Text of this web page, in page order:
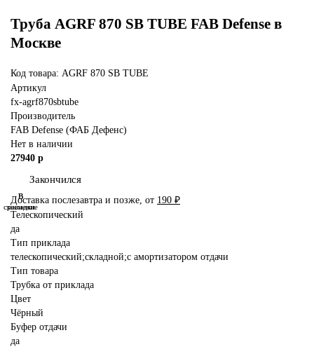
Труба AGRF 870 SB TUBE FAB Defense в
Москве
Код товара: AGRF 870 SB TUBE
Артикул
fx-agrf870sbtube
Производитель
FAB Defense (ФАБ Дефенс)
Нет в наличии
27940 р
Закончился
В
закладки
В
сравнение
Доставка послезавтра и позже, от 190 ₽
Телескопический
да
Тип приклада
телескопический;складной;с амортизатором отдачи
Тип товара
Трубка от приклада
Цвет
Чёрный
Буфер отдачи
да